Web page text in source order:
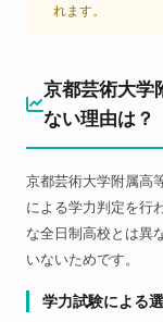
れます。
京都芸術大学
ない理由は？
京都芸術大学附属高
による学力判定を行
な全日制高校とは異
いないためです。
学力試験による